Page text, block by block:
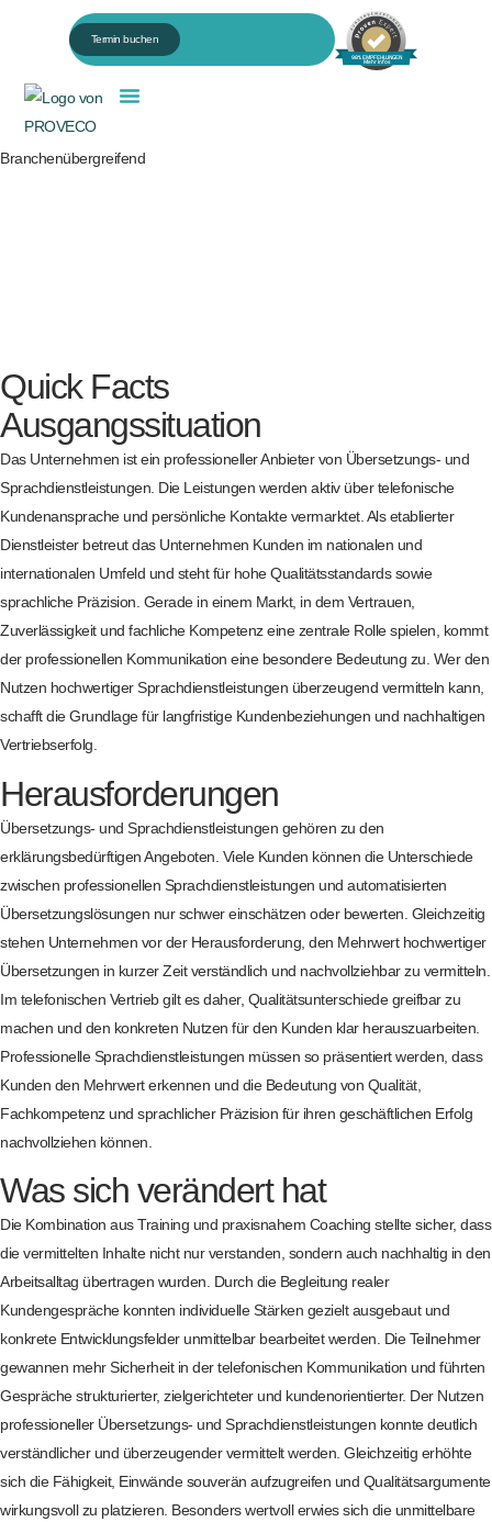
98% EMPFEHLUNGEN
Mehr Infos
Termin buchen
Branchenübergreifend
Quick Facts
Ausgangssituation
Das Unternehmen ist ein professioneller Anbieter von Übersetzungs- und
Sprachdienstleistungen. Die Leistungen werden aktiv über telefonische
Kundenansprache und persönliche Kontakte vermarktet. Als etablierter
Dienstleister betreut das Unternehmen Kunden im nationalen und
internationalen Umfeld und steht für hohe Qualitätsstandards sowie
sprachliche Präzision. Gerade in einem Markt, in dem Vertrauen,
Zuverlässigkeit und fachliche Kompetenz eine zentrale Rolle spielen, kommt
der professionellen Kommunikation eine besondere Bedeutung zu. Wer den
Nutzen hochwertiger Sprachdienstleistungen überzeugend vermitteln kann,
schafft die Grundlage für langfristige Kundenbeziehungen und nachhaltigen
Vertriebserfolg.
Herausforderungen
Übersetzungs- und Sprachdienstleistungen gehören zu den
erklärungsbedürftigen Angeboten. Viele Kunden können die Unterschiede
zwischen professionellen Sprachdienstleistungen und automatisierten
Übersetzungslösungen nur schwer einschätzen oder bewerten. Gleichzeitig
stehen Unternehmen vor der Herausforderung, den Mehrwert hochwertiger
Übersetzungen in kurzer Zeit verständlich und nachvollziehbar zu vermitteln.
Im telefonischen Vertrieb gilt es daher, Qualitätsunterschiede greifbar zu
machen und den konkreten Nutzen für den Kunden klar herauszuarbeiten.
Professionelle Sprachdienstleistungen müssen so präsentiert werden, dass
Kunden den Mehrwert erkennen und die Bedeutung von Qualität,
Fachkompetenz und sprachlicher Präzision für ihren geschäftlichen Erfolg
nachvollziehen können.
Was sich verändert hat
Die Kombination aus Training und praxisnahem Coaching stellte sicher, dass
die vermittelten Inhalte nicht nur verstanden, sondern auch nachhaltig in den
Arbeitsalltag übertragen wurden. Durch die Begleitung realer
Kundengespräche konnten individuelle Stärken gezielt ausgebaut und
konkrete Entwicklungsfelder unmittelbar bearbeitet werden. Die Teilnehmer
gewannen mehr Sicherheit in der telefonischen Kommunikation und führten
Gespräche strukturierter, zielgerichteter und kundenorientierter. Der Nutzen
professioneller Übersetzungs- und Sprachdienstleistungen konnte deutlich
verständlicher und überzeugender vermittelt werden. Gleichzeitig erhöhte
sich die Fähigkeit, Einwände souverän aufzugreifen und Qualitätsargumente
wirkungsvoll zu platzieren. Besonders wertvoll erwies sich die unmittelbare